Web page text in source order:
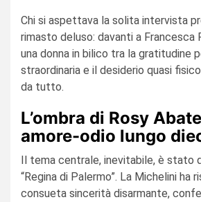
Chi si aspettava la solita intervista
rimasto deluso: davanti a Francesca
una donna in bilico tra la gratitudine
straordinaria e il desiderio quasi
da tutto.
L’ombra di Rosy
amore-odio lungo
Il tema centrale, inevitabile, è stato
“Regina di Palermo”. La Michelini ha
consueta sincerità disarmante,